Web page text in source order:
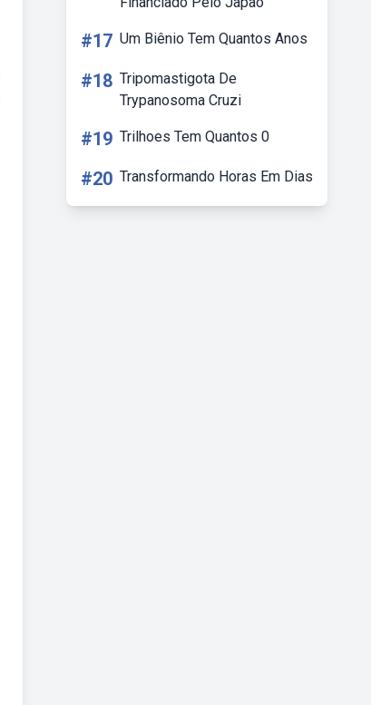
#17 Um Biênio Tem Quantos Anos
#18 Tripomastigota De
Trypanosoma Cruzi
#19 Trilhoes Tem Quantos 0
#20 Transformando Horas Em Dias